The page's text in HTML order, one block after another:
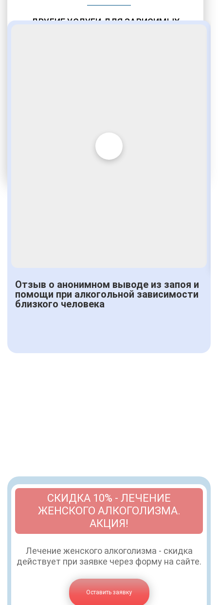
ДРУГИЕ УСЛУГИ ДЛЯ ЗАВИСИМЫХ
Отзыв о анонимном выводе из запоя и
помощи при алкогольной зависимости
близкого человека
СКИДКА 10% - ЛЕЧЕНИЕ
ЖЕНСКОГО АЛКОГОЛИЗМА.
АКЦИЯ!
Лечение женского алкоголизма - скидка
действует при заявке через форму на сайте.
Оставить заявку